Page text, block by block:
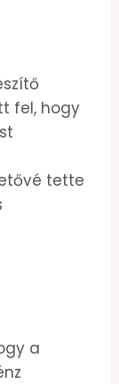
fel, hogy
tette
a